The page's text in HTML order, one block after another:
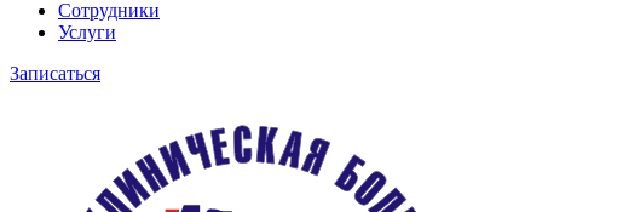
Сотрудники
Услуги
Записаться